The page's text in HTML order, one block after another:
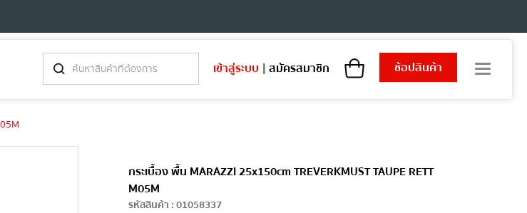
เข้าสู่ระบบ |สมัครสมาชิก ช้อปสินค้า
T
g
กระเบื้อง พื้น MARAZZI 25x150cm TREVERKMUST TAUPE RETT
M05M
รหัสสินค้า :01058337